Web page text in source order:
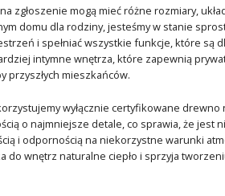
zgłoszenie mogą mieć różne rozmiary,
domu dla rodziny, jesteśmy w stanie
i spełniać wszystkie funkcje, które są
intymne wnętrza, które zapewnią
mieszkańców.
wyłącznie certyfikowane
o najmniejsze detale, co sprawia, że
i odpornością na niekorzystne warunki
wnętrz naturalne ciepło i sprzyja